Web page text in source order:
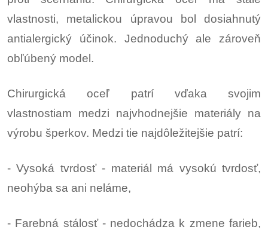
vlastnosti, metalickou úpravou bol dosiahnutý
antialergický účinok. Jednoduchý ale zároveň
obľúbený model.
Chirurgická oceľ patrí vďaka svojim
vlastnostiam medzi najvhodnejšie materiály na
výrobu šperkov. Medzi tie najdôležitejšie patrí:
- Vysoká tvrdosť - materiál má vysokú tvrdosť,
neohýba sa ani neláme,
- Farebná stálosť - nedochádza k zmene farieb,